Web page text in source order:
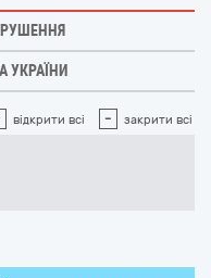
УКРАЇНИ
відкрити всі - закрити всі